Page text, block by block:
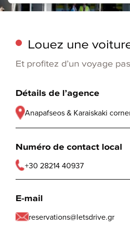
Louez une
Et profitez d’un voyage
Détails de l’agence
Anapafseos & Karaiskaki
Numéro de contact local
+30 28214 40937
E-mail
reservations@letsdrive.gr